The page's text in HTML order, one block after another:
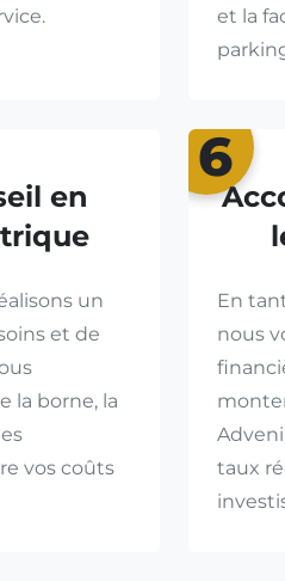
et la
en
un
et de
la borne, la
vos coûts
6
En
nous
taux